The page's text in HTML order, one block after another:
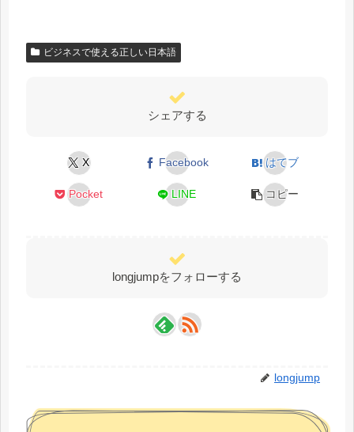
ビジネスで使える正しい日本語
シェアする
X Facebook はてブ
Pocket LINE コピー
longjumpをフォローする
longjump